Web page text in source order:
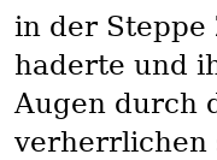
in der Steppe
haderte und
Augen durch
verherrlichen